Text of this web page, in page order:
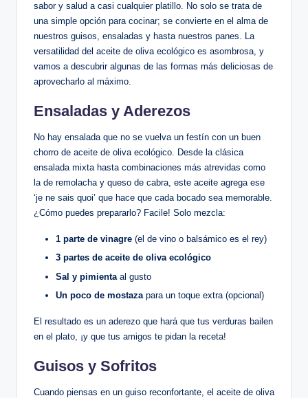
sabor y salud a casi cualquier platillo. No solo se trata de
una simple opción para cocinar; se convierte en el alma de
nuestros guisos, ensaladas y hasta nuestros panes. La
versatilidad del aceite de oliva ecológico es asombrosa, y
vamos a descubrir algunas de las formas más deliciosas de
aprovecharlo al máximo.
Ensaladas y Aderezos
No hay ensalada que no se vuelva un festín con un buen
chorro de aceite de oliva ecológico. Desde la clásica
ensalada mixta hasta combinaciones más atrevidas como
la de remolacha y queso de cabra, este aceite agrega ese
‘je ne sais quoi’ que hace que cada bocado sea memorable.
¿Cómo puedes prepararlo? Facile! Solo mezcla:
1 parte de vinagre (el de vino o balsámico es el rey)
3 partes de aceite de oliva ecológico
Sal y pimienta al gusto
Un poco de mostaza para un toque extra (opcional)
El resultado es un aderezo que hará que tus verduras bailen
en el plato, ¡y que tus amigos te pidan la receta!
Guisos y Sofritos
Cuando piensas en un guiso reconfortante, el aceite de oliva